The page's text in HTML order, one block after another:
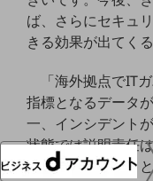
人材育成制度
広告・協賛
NTTドコモグループ
ば、さらにセキュ
きる効果が出てく
「海外拠点でIT
指標となるデータ
一、インシデント
状態では説明責任
る準備ができたこ